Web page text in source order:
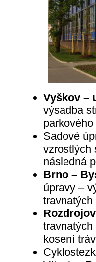
Vyškov –
výsadba
Sadové
vzrostlých
následná
Brno –
úpravy –
travnatých
kosení